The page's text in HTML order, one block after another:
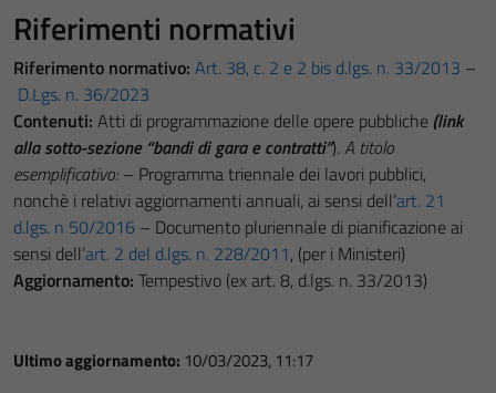
Riferimenti normativi
Riferimento normativo: Art. 38, c. 2 e 2 bis d.lgs. n. 33/2013 –
D.Lgs. n. 36/2023
Contenuti: Atti di programmazione delle opere pubbliche (link
alla sotto-sezione “bandi di gara e contratti”). A titolo
esemplificativo:– Programma triennale dei lavori pubblici,
nonchè i relativi aggiornamenti annuali, ai sensi dell’art. 21
d.lgs. n 50/2016 – Documento pluriennale di pianificazione ai
sensi dell’art. 2 del d.lgs. n. 228/2011, (per i Ministeri)
Aggiornamento: Tempestivo (ex art. 8, d.lgs. n. 33/2013)
Ultimo aggiornamento: 10/03/2023, 11:17